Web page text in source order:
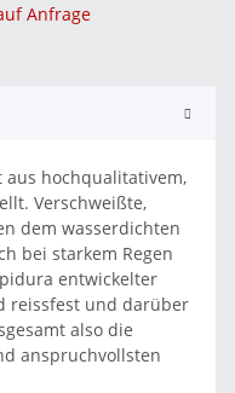
Anfrage
aus hochqualitativem,
Verschweißte,
dem wasserdichten
bei starkem Regen
entwickelter
reissfest und darüber
also die
anspruchvollsten